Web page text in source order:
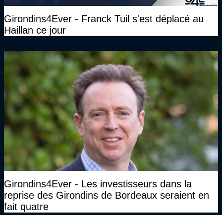
Girondins4Ever - Franck Tuil s'est déplacé au
Haillan ce jour
Girondins4Ever - Les investisseurs dans la
reprise des Girondins de Bordeaux seraient en
fait quatre